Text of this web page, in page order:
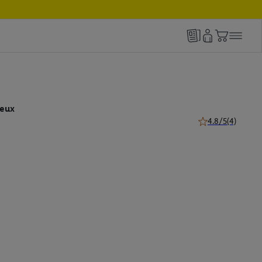
4.8/5(4)